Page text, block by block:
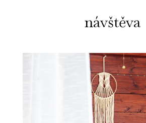
návštěva